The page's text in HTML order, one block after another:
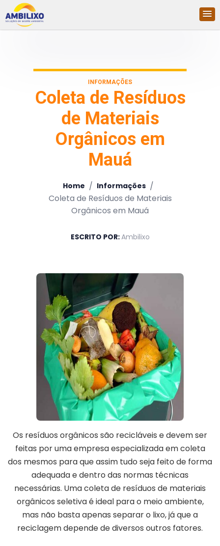
INFORMAÇÕES
Coleta de Resíduos
de Materiais
Orgânicos em
Mauá
Home / Informações /
Coleta de Resíduos de Materiais
Orgânicos em Mauá
ESCRITO POR:Ambilixo
Os resíduos orgânicos são recicláveis e devem ser
feitas por uma empresa especializada em coleta
dos mesmos para que assim tudo seja feito de forma
adequada e dentro das normas técnicas
necessárias. Uma coleta de resíduos de materiais
orgânicos seletiva é ideal para o meio ambiente,
mas não basta apenas separar o lixo, já que a
reciclagem depende de diversos outros fatores.